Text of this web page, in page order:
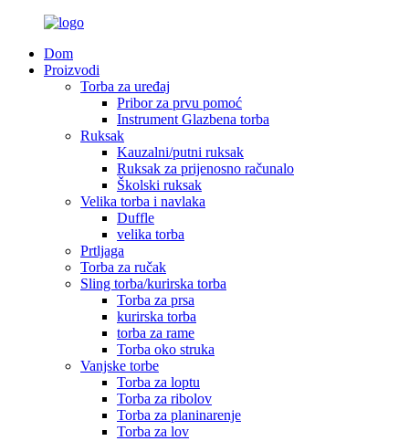
Dom
Proizvodi
Torba za uređaj
Pribor za prvu pomoć
Instrument Glazbena torba
Ruksak
Kauzalni/putni ruksak
Ruksak za prijenosno računalo
Školski ruksak
Velika torba i navlaka
Duffle
velika torba
Prtljaga
Torba za ručak
Sling torba/kurirska torba
Torba za prsa
kurirska torba
torba za rame
Torba oko struka
Vanjske torbe
Torba za loptu
Torba za ribolov
Torba za planinarenje
Torba za lov